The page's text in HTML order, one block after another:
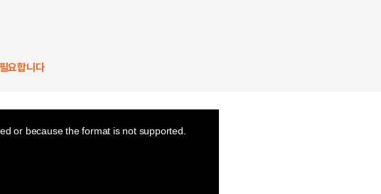
요합니다
or because the format is not supported.